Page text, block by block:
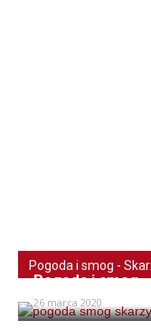
Pogoda i smog -
Pogoda i smog
26 marca 2020